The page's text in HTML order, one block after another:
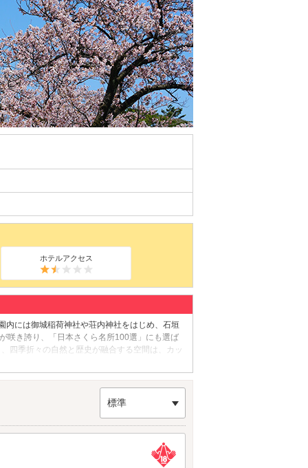
ホテルアクセス
には御城稲荷神社や荘内神社をはじめ、石垣
咲き誇り、「日本さくら名所100選」にも選ば
四季折々の自然と歴史が融合する空間は、カッ
。
標準